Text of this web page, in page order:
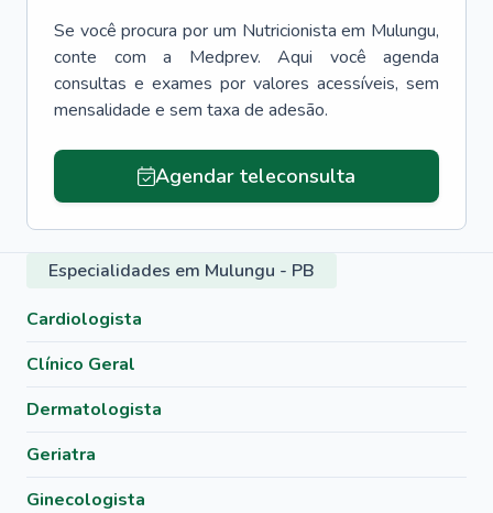
Se você procura por um Nutricionista em Mulungu,
conte com a Medprev. Aqui você agenda
consultas e exames por valores acessíveis, sem
mensalidade e sem taxa de adesão.
Agendar teleconsulta
Especialidades em Mulungu - PB
Cardiologista
Clínico Geral
Dermatologista
Geriatra
Ginecologista